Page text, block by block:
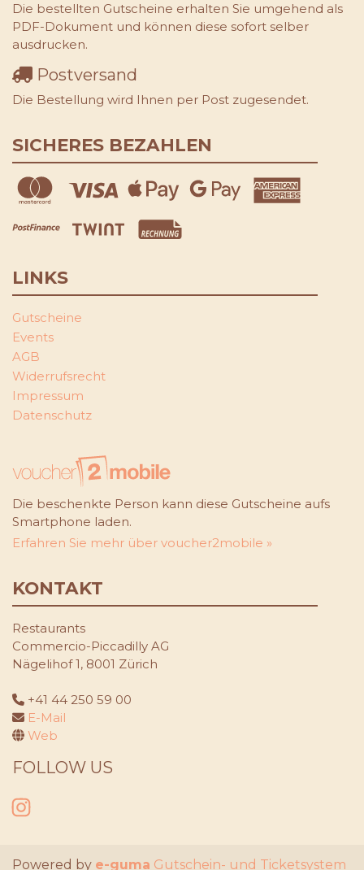
Die bestellten Gutscheine erhalten Sie umgehend als
PDF-Dokument und können diese sofort selber
ausdrucken.
Postversand
Die Bestellung wird Ihnen per Post zugesendet.
SICHERES BEZAHLEN
LINKS
Gutscheine
Events
AGB
Widerrufsrecht
Impressum
Datenschutz
Die beschenkte Person kann diese Gutscheine aufs
Smartphone laden.
Erfahren Sie mehr über voucher2mobile »
KONTAKT
Restaurants
Commercio-Piccadilly AG
Nägelihof 1, 8001 Zürich
+41 44 250 59 00
E-Mail
Web
FOLLOW US
Instagram
Powered by e-guma Gutschein- und Ticketsystem